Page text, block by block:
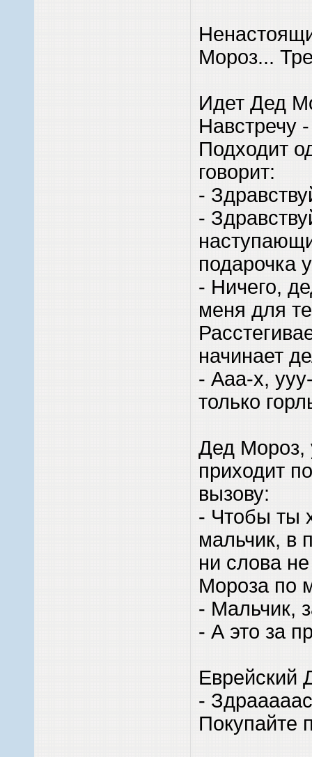
Мороз...
Идет Дед
Навстречу
Подходит
говорит:
-
-
подарочка
- Ничего,
меня для
начинает
- Ааа-х,
только
Дед Мороз,
приходит
вызову:
- Чтобы ты
мальчик, в
ни слова
Мороза по
- Мальчик,
- А это за
Еврейский
-
Покупайте